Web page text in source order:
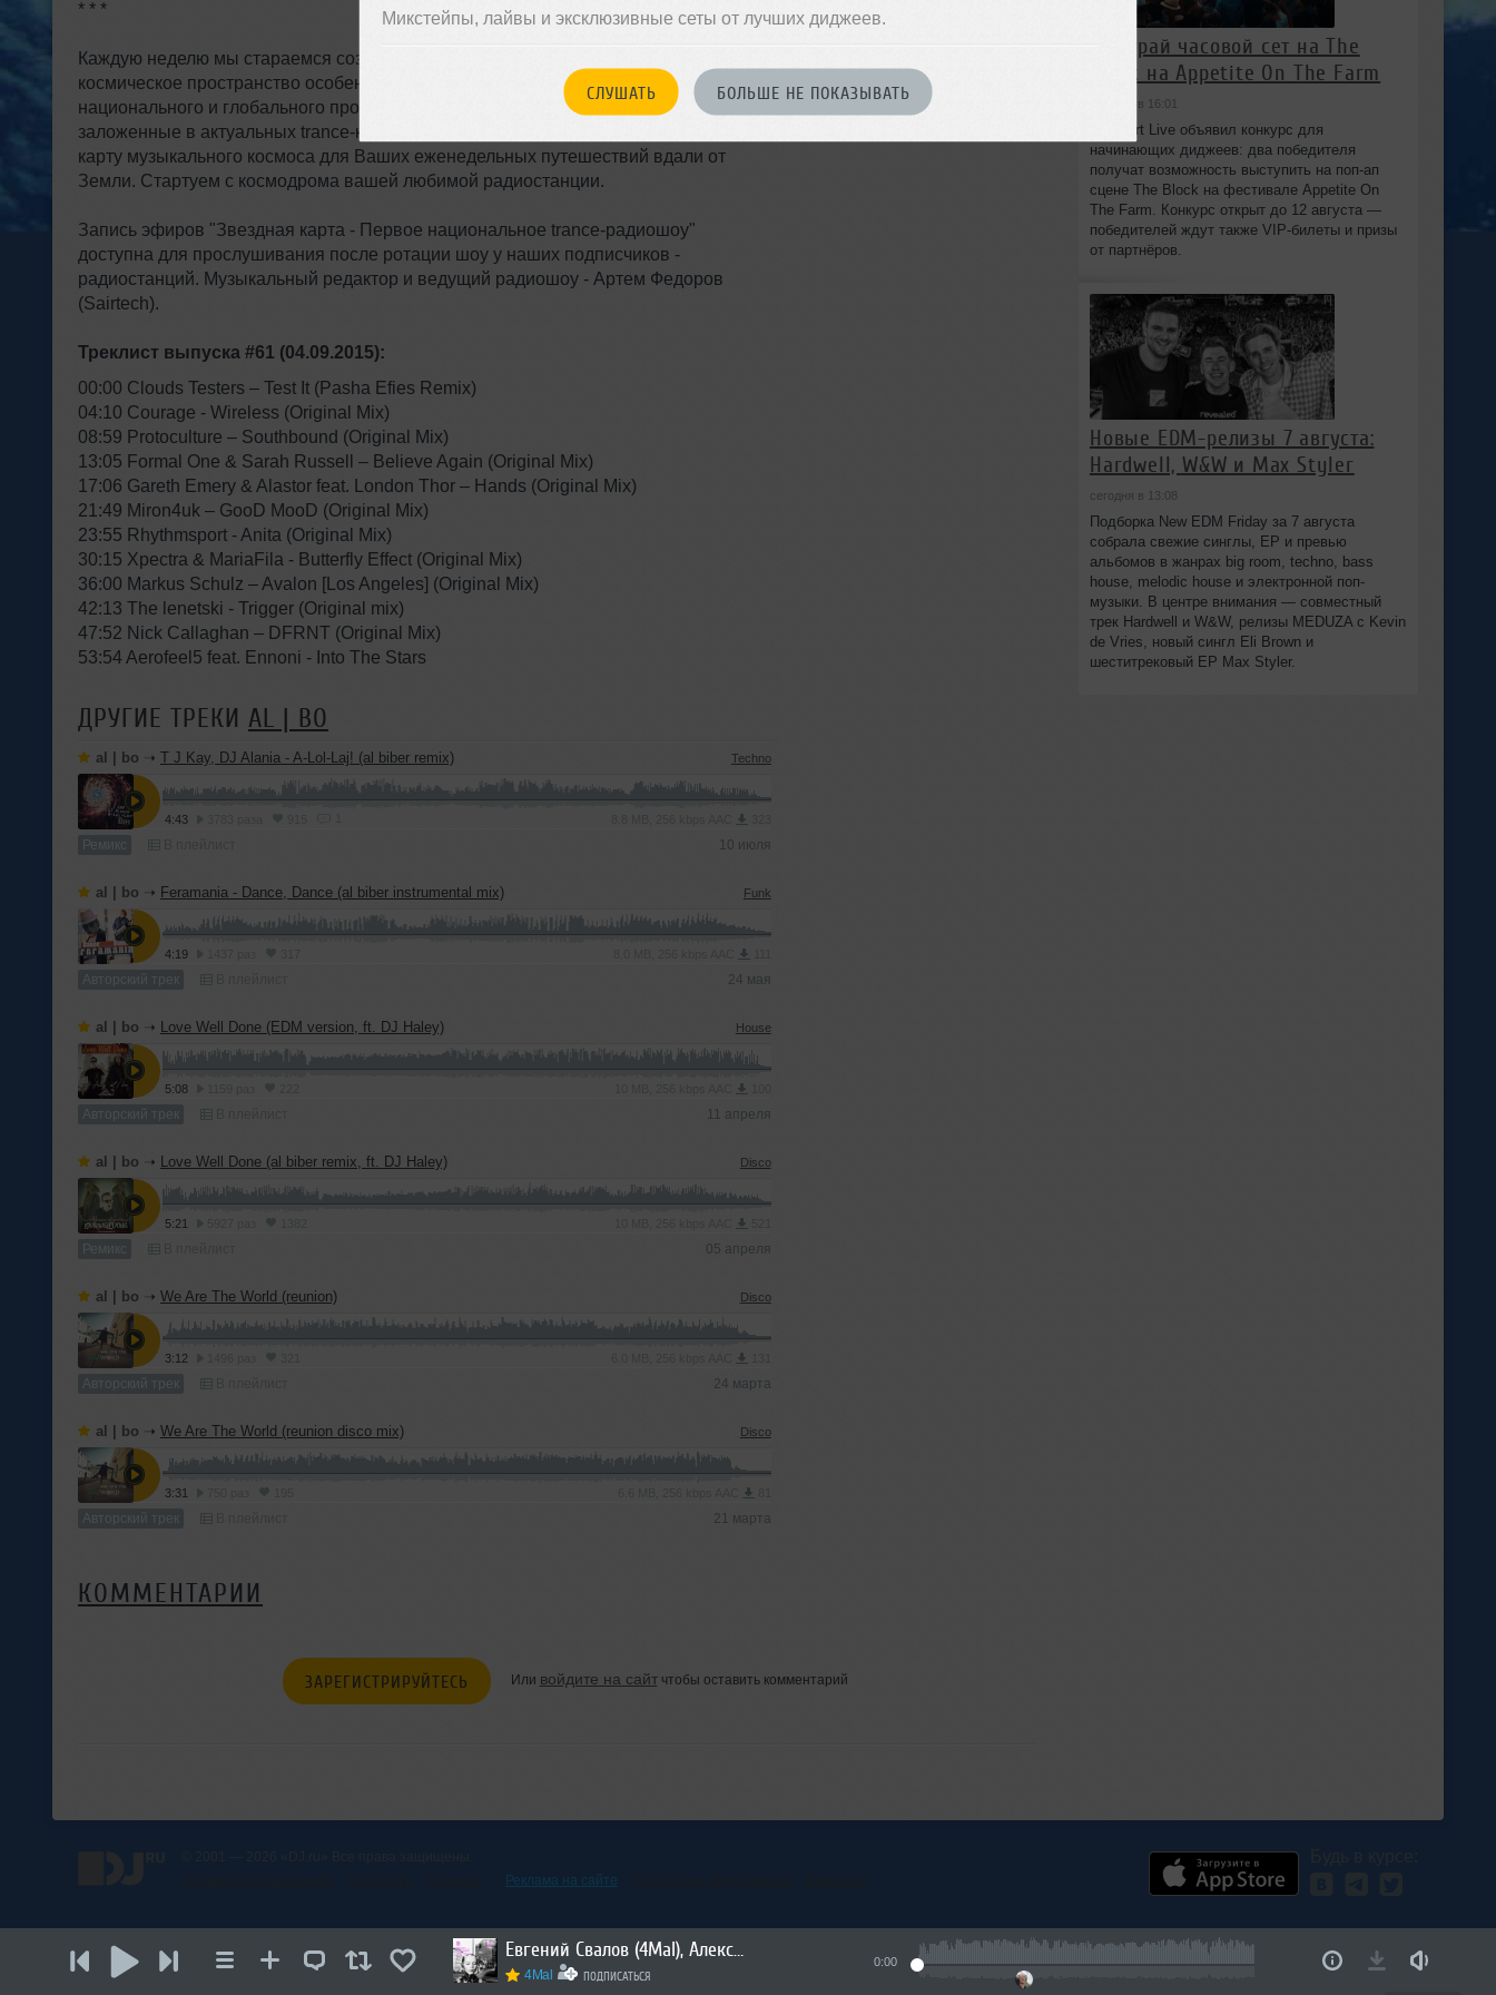
Микстейпы, лайвы и эксклюзивные сеты от лучших диджеев.
СЛУШАТЬ БОЛЬШЕ НЕ ПОКАЗЫВАТЬ
Евгений Свалов (4Mal), Александр Киреев — Русская кибернетика 724 (08.07.2026)
4Mal ПОДПИСАТЬСЯ
0:00
* * *
Каждую неделю мы стараемся создать для Вас уникальное музыкальное и
космическое пространство особенных идей, царящих в мире trance-музыки
национального и глобального пространства. Мы извлекаем знания и эмоции,
заложенные в актуальных trance-композициях каждой недели, и наносим их на
карту музыкального космоса для Ваших еженедельных путешествий вдали от
Земли. Стартуем с космодрома вашей любимой радиостанции.
Запись эфиров "Звездная карта - Первое национальное trance-радиошоу"
доступна для прослушивания после ротации шоу у наших подписчиков -
радиостанций. Музыкальный редактор и ведущий радиошоу - Артем Федоров
(Sairtech).
Треклист выпуска #61 (04.09.2015):
00:00 Clouds Testers – Test It (Pasha Efies Remix)
04:10 Courage - Wireless (Original Mix)
08:59 Protoculture – Southbound (Original Mix)
13:05 Formal One & Sarah Russell – Believe Again (Original Mix)
17:06 Gareth Emery & Alastor feat. London Thor – Hands (Original Mix)
21:49 Miron4uk – GooD MooD (Original Mix)
23:55 Rhythmsport - Anita (Original Mix)
30:15 Xpectra & MariaFila - Butterfly Effect (Original Mix)
36:00 Markus Schulz – Avalon [Los Angeles] (Original Mix)
42:13 The lenetski - Trigger (Original mix)
47:52 Nick Callaghan – DFRNT (Original Mix)
53:54 Aerofeel5 feat. Ennoni - Into The Stars
ДРУГИЕ ТРЕКИ AL | BO
al | bo ➝ T J Kay, DJ Alania - A-Lol-Laj! (al biber remix) Techno
4:43
Ремикс 10 июля
al | bo ➝ Feramania - Dance, Dance (al biber instrumental mix) Funk
4:19
Авторский трек 24 мая
al | bo ➝ Love Well Done (EDM version, ft. DJ Haley) House
5:08
Авторский трек 11 апреля
al | bo ➝ Love Well Done (al biber remix, ft. DJ Haley) Disco
5:21
Ремикс 05 апреля
al | bo ➝ We Are The World (reunion) Disco
3:12
Авторский трек 24 марта
al | bo ➝ We Are The World (reunion disco mix) Disco
3:31
Авторский трек 21 марта
КОММЕНТАРИИ
ЗАРЕГИСТРИРУЙТЕСЬ Или войдите на сайтчтобы оставить комментарий
Выиграй часовой сет на The
Block на Appetite On The Farm
сегодня в 16:01
Beatport Live объявил конкурс для
начинающих диджеев: два победителя
получат возможность выступить на поп‑ап
сцене The Block на фестивале Appetite On
The Farm. Конкурс открыт до 12 августа —
победителей ждут также VIP‑билеты и призы
от партнёров.
Новые EDM-релизы 7 августа:
Hardwell, W&W и Max Styler
сегодня в 13:08
Подборка New EDM Friday за 7 августа
собрала свежие синглы, EP и превью
альбомов в жанрах big room, techno, bass
house, melodic house и электронной поп-
музыки. В центре внимания — совместный
трек Hardwell и W&W, релизы MEDUZA с Kevin
de Vries, новый сингл Eli Brown и
шеститрековый EP Max Styler.
Реклама на сайте